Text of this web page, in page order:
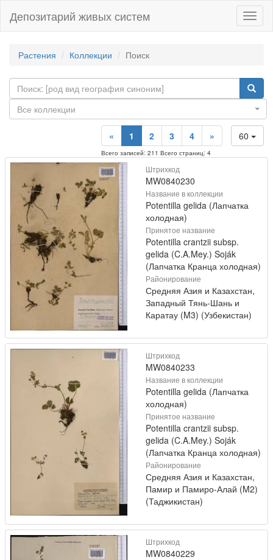
Депозитарий живых систем
Растения Коллекции Поиск
Все коллекции
60
« 1 2 3 4 »
Всего записей: 211 Всего страниц: 4
Штрихкод
MW0840230
Название в коллекции
Potentilla gelida (Лапчатка
холодная)
Принятое название
Potentilla crantzii subsp.
gelida (C.A.Mey.) Soják
(Лапчатка Кранца холодная)
Районирование
Средняя Азия и Казахстан,
Западный Тянь-Шань и
Каратау (M3) (Узбекистан)
Штрихкод
MW0840233
Название в коллекции
Potentilla gelida (Лапчатка
холодная)
Принятое название
Potentilla crantzii subsp.
gelida (C.A.Mey.) Soják
(Лапчатка Кранца холодная)
Районирование
Средняя Азия и Казахстан,
Памир и Памиро-Алай (M2)
(Таджикистан)
Штрихкод
MW0840229